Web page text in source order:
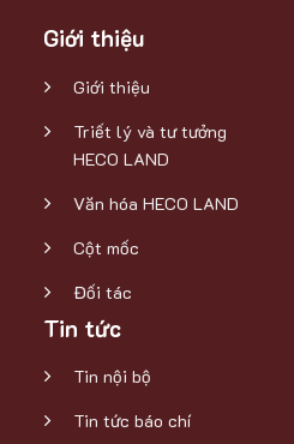
Giới thiệu
Giới thiệu
Triết lý và tư tưởng
HECO LAND
Văn hóa HECO LAND
Cột mốc
Đối tác
Tin tức
Tin nội bộ
Tin tức báo chí